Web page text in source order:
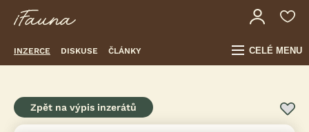
INZERCE DISKUSE ČLÁNKY CELÉ MENU
Zpět na výpis inzerátů